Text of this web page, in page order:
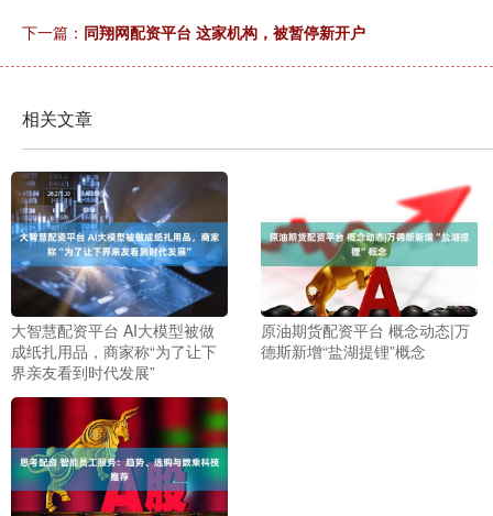
下一篇： 同翔网配资平台 这家机构，被暂停新开户
相关文章
大智慧配资平台 AI大模型被做
成纸扎用品，商家称“为了让下
界亲友看到时代发展”
原油期货配资平台 概念动态|万
德斯新增“盐湖提锂”概念